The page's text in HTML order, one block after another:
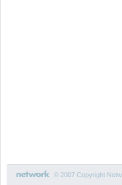
© 2007 Copyright